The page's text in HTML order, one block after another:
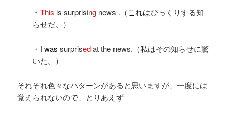
・This is surprising news .（これはびっくりする知
らせだ。）
・ Iwas surprisedat the news.（私はその知らせに驚
いた。）
それぞれ色々なパターンがあると思いますが、一度には
覚えられないので、とりあえず